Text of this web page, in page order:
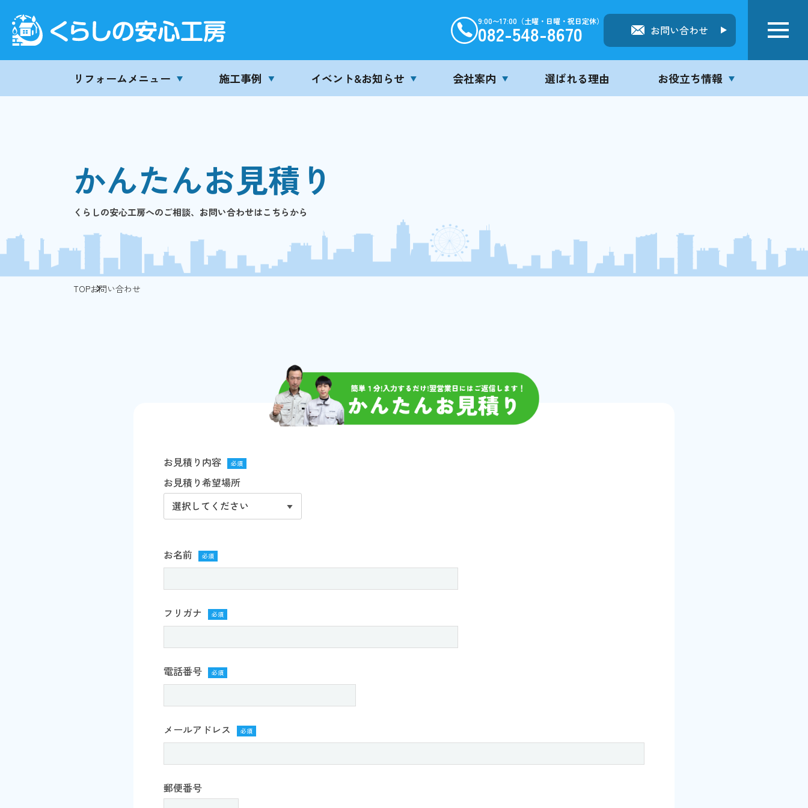
9:00〜17:00（土曜・日曜・祝日定休）
082-548-8670 お問い合わせ
リフォームメニュー 施工事例 イベント&お知らせ 会社案内 選ばれる理由 お役立ち情報
かんたんお見積り
くらしの安心工房へのご相談、お問い合わせはこちらから
TOPお問い合わせ
お見積り内容 必須
お見積り希望場所
お名前 必須
フリガナ 必須
電話番号 必須
メールアドレス 必須
郵便番号